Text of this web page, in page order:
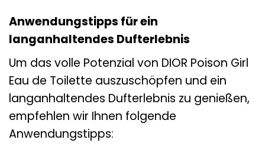
Anwendungstipps für ein
langanhaltendes Dufterlebnis
Um das volle Potenzial von DIOR Poison Girl
Eau de Toilette auszuschöpfen und ein
langanhaltendes Dufterlebnis zu genießen,
empfehlen wir Ihnen folgende
Anwendungstipps: